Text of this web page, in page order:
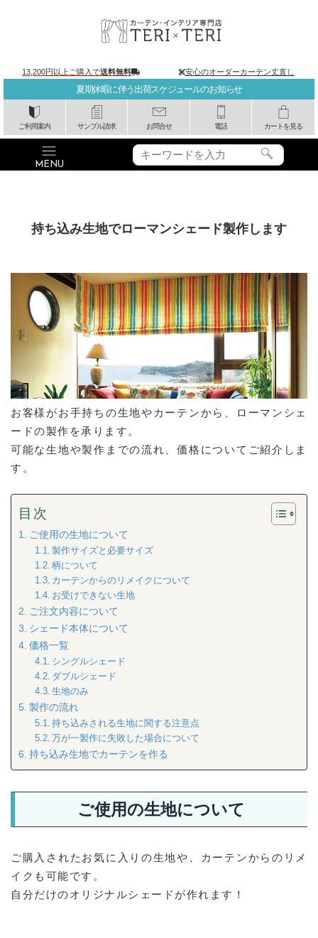
夏期休暇に伴う出荷スケジュールのお知らせ
ご利用案内 サンプル請求 お問合せ 電話 カートを見る
13,200円以上ご購入で送料無料 安心のオーダーカーテン丈直し
持ち込み生地でローマンシェード製作します
お客様がお手持ちの生地やカーテンから、ローマンシェ
ードの製作を承ります。
可能な生地や製作までの流れ、価格についてご紹介しま
す。
目次
ご使用の生地について
製作サイズと必要サイズ
柄について
カーテンからのリメイクについて
お受けできない生地
ご注文内容について
シェード本体について
価格一覧
シングルシェード
ダブルシェード
生地のみ
製作の流れ
持ち込みされる生地に関する注意点
万が一製作に失敗した場合について
持ち込み生地でカーテンを作る
ご使用の生地について
ご購入されたお気に入りの生地や、カーテンからのリメ
イクも可能です。
自分だけのオリジナルシェードが作れます！